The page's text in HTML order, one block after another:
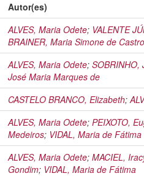
Autor(es)
ALVES, Maria Odete; VALENTE
BRAINER, Maria Simone de
ALVES, Maria Odete; SOBRINHO,
José Maria Marques de
CASTELO BRANCO, Elizabeth;
ALVES, Maria Odete; PEIXOTO,
Medeiros; VIDAL, Maria de Fátima
ALVES, Maria Odete; MACIEL,
Gondim; VIDAL, Maria de Fátima